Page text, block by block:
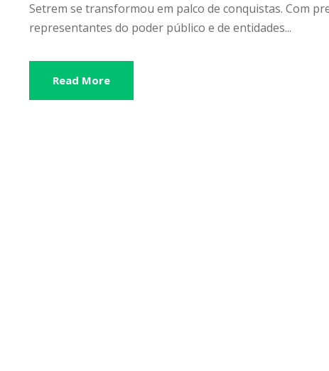
Setrem se transformou em palco de conquistas. Com
representantes do poder público e de entidades...
Read More